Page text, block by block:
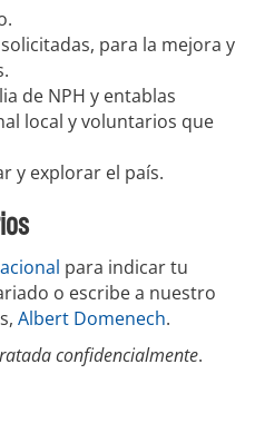
para la mejora y
de NPH y entablas
local y voluntarios que
y explorar el país.
para indicar tu
o escribe a nuestro
Albert Domenech.
confidencialmente.